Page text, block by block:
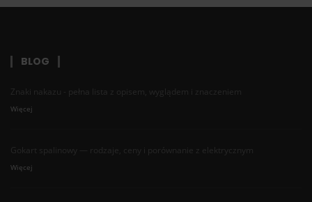
BLOG
Znaki nakazu - pełna lista z opisem, wyglądem i znaczeniem
Więcej
Gokart spalinowy — rodzaje, ceny i porównanie z elektrycznym
Więcej